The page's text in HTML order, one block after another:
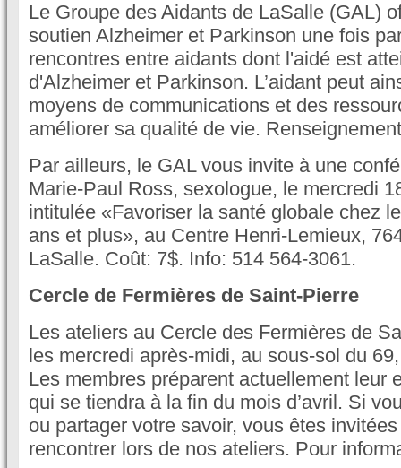
Le Groupe des Aidants de LaSalle (GAL)
soutien Alzheimer et Parkinson une fois
rencontres entre aidants dont l'aidé est
d'Alzheimer et Parkinson. L’aidant peut
moyens de communications et des
améliorer sa qualité de vie.
Par ailleurs, le GAL vous invite à une
Marie-Paul Ross, sexologue, le mercredi
intitulée «Favoriser la santé globale chez
ans et plus», au Centre Henri-Lemieux,
LaSalle. Coût: 7$. Info: 514 564-3061.
Cercle de Fermières de Saint-Pierre
Les ateliers au Cercle des Fermières de
les mercredi après-midi, au sous-sol du
Les membres préparent actuellement leur
qui se tiendra à la fin du mois d’avril. Si
ou partager votre savoir, vous êtes
rencontrer lors de nos ateliers. Pour